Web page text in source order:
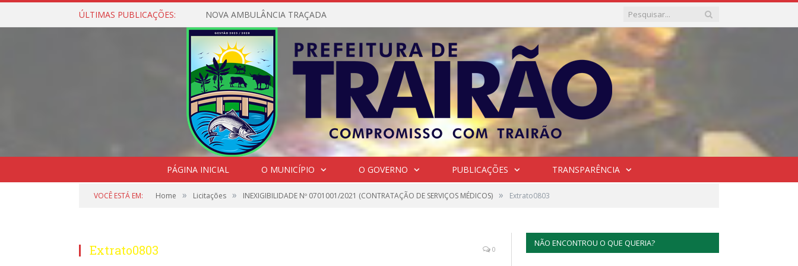
ÚLTIMAS PUBLICAÇÕES: NOVA AMBULÂNCIA TRAÇADA
PÁGINA INICIAL O MUNICÍPIO O GOVERNO PUBLICAÇÕES TRANSPARÊNCIA
VOCÊ ESTÁ EM: Home » Licitações » INEXIGIBILIDADE Nº 0701001/2021 (CONTRATAÇÃO DE SERVIÇOS MÉDICOS) » Extrato0803
Extrato0803 0
NÃO ENCONTROU O QUE QUERIA?